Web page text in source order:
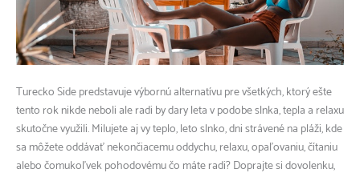
Turecko Sidepredstavuje výbornú alternatívu pre všetkých, ktorý ešte
tento rok nikde neboli ale radi by dary leta v podobe slnka, tepla a relaxu
skutočne využili. Milujete aj vy teplo, leto slnko, dni strávené na pláži, kde
sa môžete oddávať nekončiacemu oddychu, relaxu, opaľovaniu, čítaniu
alebo čomukoľvek pohodovému čo máte radi? Doprajte si dovolenku,